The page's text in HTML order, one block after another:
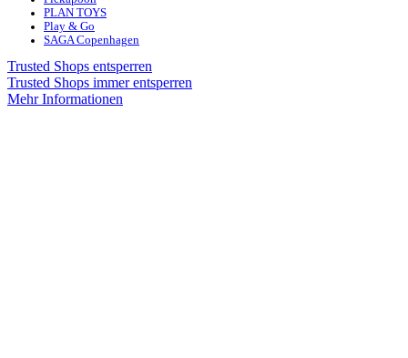
PLAN TOYS
Play & Go
SAGA Copenhagen
Trusted Shops entsperren
Trusted Shops immer entsperren
Mehr Informationen